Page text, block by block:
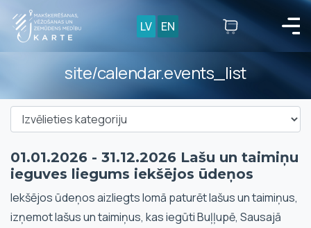
LV EN
site/calendar.events_list
01.01.2026 - 31.12.2026 Lašu un taimiņu
ieguves liegums iekšējos ūdeņos
Iekšējos ūdeņos aizliegts lomā paturēt lašus un taimiņus,
izņemot lašus un taimiņus, kas iegūti Buļļupē, Sausajā